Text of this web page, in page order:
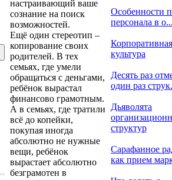
настраивающий ваше
сознание на поиск
возможностей.
Ещё один стереотип –
копирование своих
родителей. В тех
семьях, где умели
обращаться с деньгами,
ребёнок вырастал
финансово грамотным.
А в семьях, где тратили
всё до копейки,
покупая иногда
абсолютно не нужные
вещи, ребёнок
вырастает абсолютно
безграмотен в
Особенности
персонала в
Корпоративная
культура
Десять раз
один раз
Дьяволята
структур
Сарафанное
как прием